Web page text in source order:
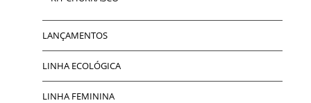
LANÇAMENTOS
LINHA ECOLÓGICA
LINHA FEMININA